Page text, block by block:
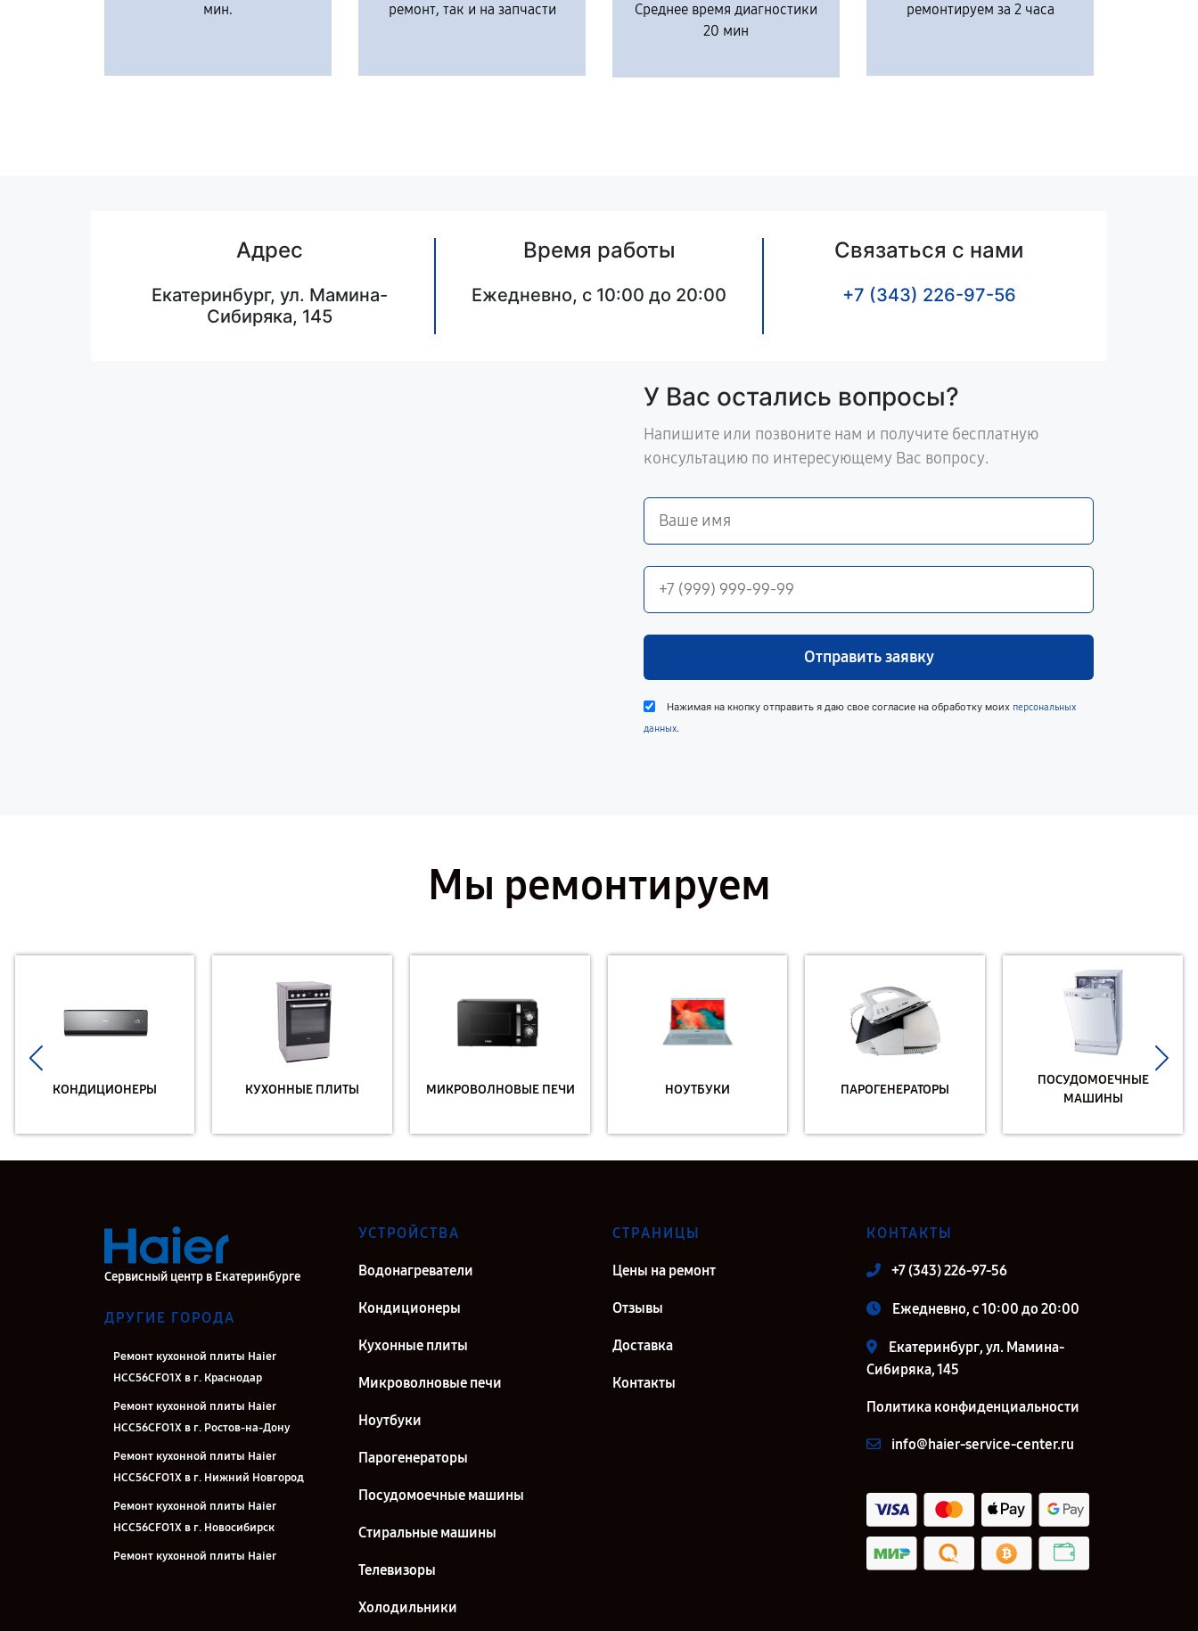
мин.
ремонт, так и на запчасти
Среднее время диагностики
20 мин
ремонтируем за 2 часа
Адрес
Екатеринбург, ул. Мамина-
Сибиряка, 145
Время работы
Ежедневно, с 10:00 до 20:00
Связаться с нами
+7 (343) 226-97-56
У Вас остались вопросы?
Напишите или позвоните нам и получите бесплатную
консультацию по интересующему Вас вопросу.
Отправить заявку
Нажимая на кнопку отправить я даю свое согласие на обработку моих персональных
данных.
Мы ремонтируем
КОНДИЦИОНЕРЫ КУХОННЫЕ ПЛИТЫ МИКРОВОЛНОВЫЕ ПЕЧИ НОУТБУКИ ПАРОГЕНЕРАТОРЫ
ПОСУДОМОЕЧНЫЕ
МАШИНЫ
Сервисный центр в Екатеринбурге
ДРУГИЕ ГОРОДА
Ремонт кухонной плиты Haier
HCC56CFO1Х в г. Краснодар
Ремонт кухонной плиты Haier
HCC56CFO1Х в г. Ростов-на-Дону
Ремонт кухонной плиты Haier
HCC56CFO1Х в г. Нижний Новгород
Ремонт кухонной плиты Haier
HCC56CFO1Х в г. Новосибирск
Ремонт кухонной плиты Haier
УСТРОЙСТВА
Водонагреватели
Кондиционеры
Кухонные плиты
Микроволновые печи
Ноутбуки
Парогенераторы
Посудомоечные машины
Стиральные машины
Телевизоры
Холодильники
СТРАНИЦЫ
Цены на ремонт
Отзывы
Доставка
Контакты
КОНТАКТЫ
+7 (343) 226-97-56
Ежедневно, с 10:00 до 20:00
Екатеринбург, ул. Мамина-
Сибиряка, 145
Политика конфиденциальности
info@haier-service-center.ru